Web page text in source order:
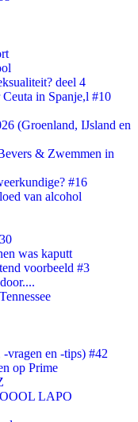
deel 4
in Spanje,l #10
(Groenland, IJsland en
& Zwemmen in
#16
van alcohol
was kaputt
voorbeeld #3
vragen en -tips) #42
op Prime
LAPO